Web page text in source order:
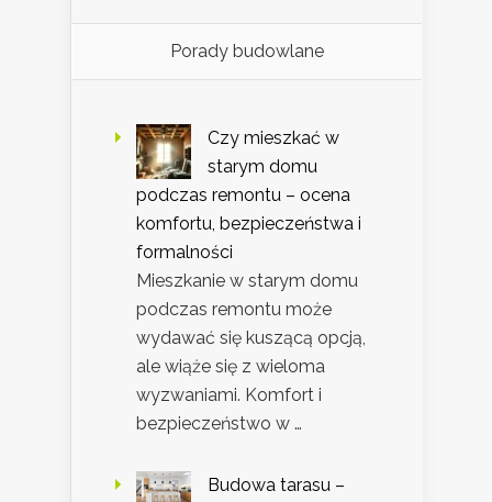
Porady budowlane
Czy mieszkać w
starym domu
podczas remontu – ocena
komfortu, bezpieczeństwa i
formalności
Mieszkanie w starym domu
podczas remontu może
wydawać się kuszącą opcją,
ale wiąże się z wieloma
wyzwaniami. Komfort i
bezpieczeństwo w …
Budowa tarasu –